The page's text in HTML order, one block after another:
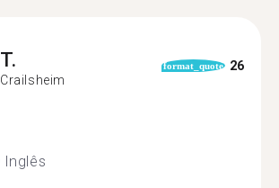
T.
Crailsheim
format_quote 26
Inglês